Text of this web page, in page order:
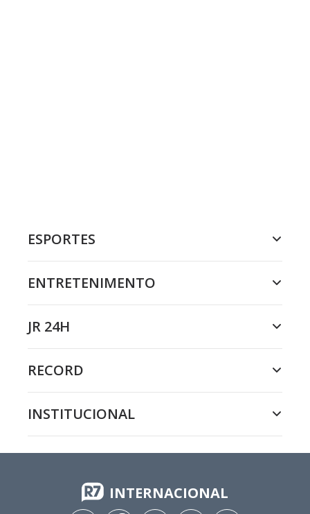
ESPORTES
ENTRETENIMENTO
JR 24H
RECORD
INSTITUCIONAL
INTERNACIONAL